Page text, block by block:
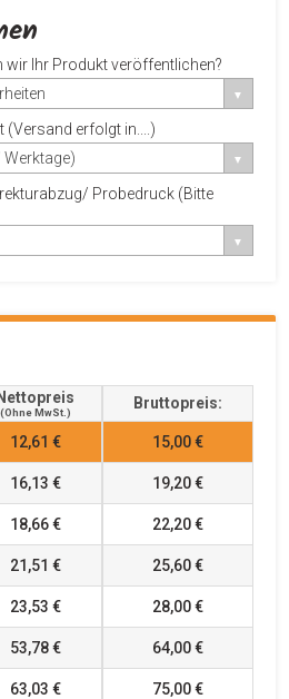
wir Ihr Produkt veröffentlichen?
erfolgt in....)
Probedruck (Bitte
Nettopreis
(ohne MwSt.)
Bruttopreis:
12,61 € 15,00 €
16,13 € 19,20 €
18,66 € 22,20 €
21,51 € 25,60 €
23,53 € 28,00 €
53,78 € 64,00 €
63,03 € 75,00 €